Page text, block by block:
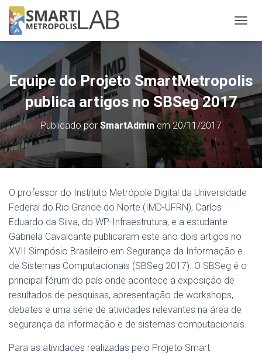
L
R
N
A
R
N
G
Ã
Equipe do Projeto SmartMetropolis
publica artigos no SBSeg 2017
Publicado por SmartAdminem20/11/2017
O professor do Instituto Metrópole Digital da Universidade
Federal do Rio Grande do Norte (IMD-UFRN), Carlos
Eduardo da Silva, do WP-Infraestrutura, e a estudante
Gabriela Cavalcante publicaram este ano dois artigos no
XVII Simpósio Brasileiro em Segurança da Informação e
de Sistemas Computacionais (SBSeg 2017). O SBSeg é o
principal fórum do país onde acontece a exposição de
resultados de pesquisas, apresentação de workshops,
debates e uma série de atividades relevantes na área de
segurança da informação e de sistemas computacionais.
Para as atividades realizadas pelo Projeto Smart